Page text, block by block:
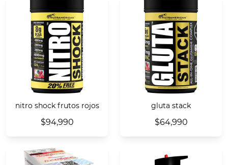
nitro shock frutos rojos
$94,990
gluta stack
$64,990